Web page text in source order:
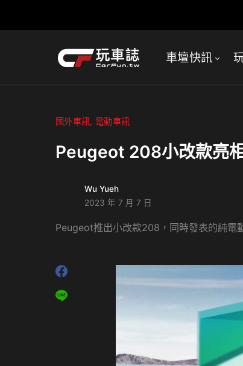
車壇快訊
國外車訊 電動車訊
Peugeot 208小改款亮
Wu Yueh
2023 年 7 月 7 日
Peugeot推出小改款208，同時發表的純電